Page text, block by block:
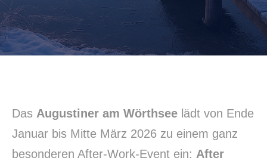
Das Augustiner am Wörthsee lädt von Ende
Januar bis Mitte März 2026 zu einem ganz
besonderen After-Work-Event ein: After